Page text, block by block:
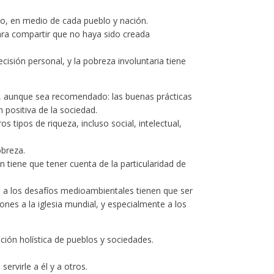
en medio de cada pueblo y nación.
compartir que no haya sido creada
personal, y la pobreza involuntaria tiene
sea recomendado: las buenas prácticas
de la sociedad.
tipos de riqueza, incluso social, intelectual,
tiene que tener cuenta de la particularidad de
los desafíos medioambientales tienen que ser
a la iglesia mundial, y especialmente a los
holística de pueblos y sociedades.
a él y a otros.